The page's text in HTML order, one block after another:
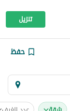
تنزيل
حفظ